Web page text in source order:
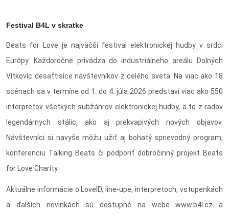
Festival B4L v skratke
Beats for Love je najväčší festival elektronickej hudby v srdci
Európy. Každoročne privádza do industriálneho areálu Dolných
Vítkovíc desaťtisíce návštevníkov z celého sveta. Na viac ako 18
scénach sa v termíne od 1. do 4. júla 2026 predstaví viac ako 550
interpretov všetkých subžánrov elektronickej hudby, a to z radov
legendárnych stálic, ako aj prekvapivých nových objavov.
Návštevníci si navyše môžu užiť aj bohatý sprievodný program,
konferenciu Talking Beats či podporiť dobročinný projekt Beats
for Love Charity.
Aktuálne informácie o LoveID, line-upe, interpretoch, vstupenkách
a ďalších novinkách sú dostupné na webe www.b4l.cz a